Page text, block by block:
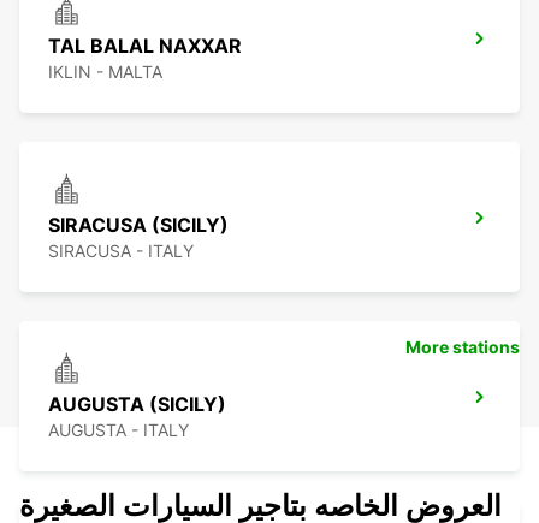
TAL BALAL NAXXAR
IKLIN - MALTA
SIRACUSA (SICILY)
SIRACUSA - ITALY
AUGUSTA (SICILY)
AUGUSTA - ITALY
More stations
العروض الخاصه بتاجير السيارات الصغيرة